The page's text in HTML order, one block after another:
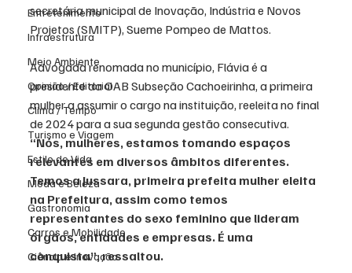
Entretenimento
Infraestrutura
Meio Ambiente
Opinião / Editorial
Clima / Tempo
Turismo e Viagem
Estilo de Vida
Moda e Beleza
Gastronomia
Carros e Mobilidade
Ciência e Inovação
secretária municipal de Inovação, Indústria e Novos
Projetos (SMITP), Sueme Pompeo de Mattos.
Advogada renomada no município, Flávia é a
presidente da OAB Subseção Cachoeirinha, a primeira
mulher a assumir o cargo na instituição, reeleita no final
de 2024 para a sua segunda gestão consecutiva.
“Nós, mulheres, estamos tomando espaços
relevantes em diversos âmbitos diferentes.
Temos a Jussara, primeira prefeita mulher eleita
na Prefeitura, assim como temos
representantes do sexo feminino que lideram
órgãos, entidades e empresas. É uma
conquista”, ressaltou.